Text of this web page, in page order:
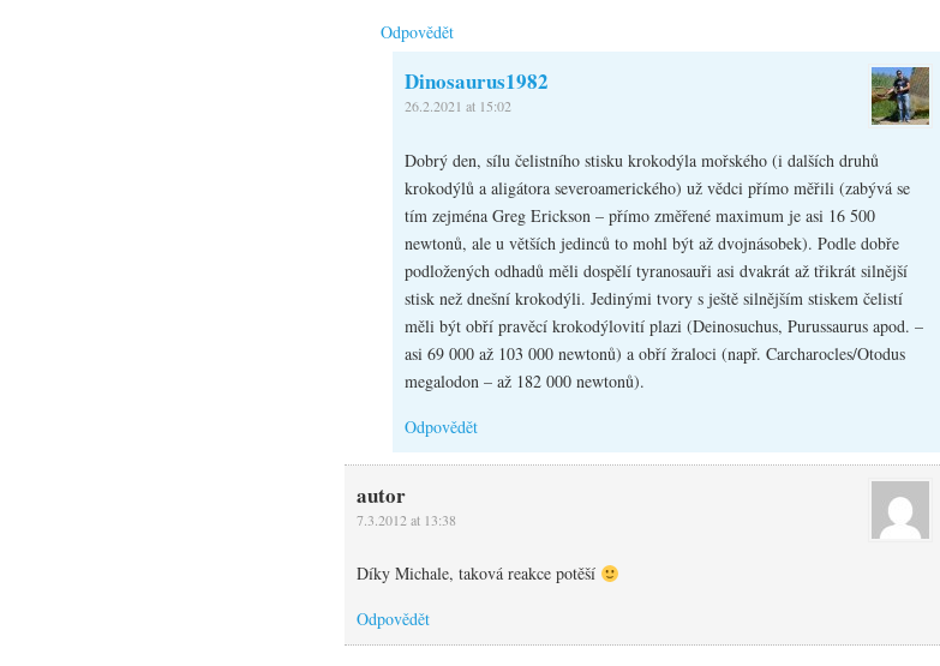
Odpovědět
Dinosaurus1982
26.2.2021 at 15:02
Dobrý den, sílu čelistního stisku krokodýla mořského (i dalších druhů
krokodýlů a aligátora severoamerického) už vědci přímo měřili (zabývá se
tím zejména Greg Erickson – přímo změřené maximum je asi 16 500
newtonů, ale u větších jedinců to mohl být až dvojnásobek). Podle dobře
podložených odhadů měli dospělí tyranosauři asi dvakrát až třikrát silnější
stisk než dnešní krokodýli. Jedinými tvory s ještě silnějším stiskem čelistí
měli být obří pravěcí krokodýlovití plazi (Deinosuchus, Purussaurus apod. –
asi 69 000 až 103 000 newtonů) a obří žraloci (např. Carcharocles/Otodus
megalodon – až 182 000 newtonů).
Odpovědět
autor
7.3.2012 at 13:38
Díky Michale, taková reakce potěší
Odpovědět